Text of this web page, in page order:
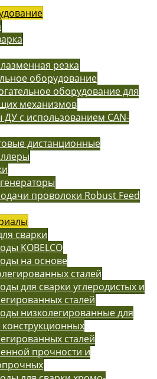
резка
оборудование
оборудование для
механизмов
ДУ с использованием CAN-
дистанционные
проволоки Robust Feed
сварки
KOBELCO
на основе
сталей
для сварки углеродистых и
сталей
низколегированные для
конструкционных
сталей
прочности и